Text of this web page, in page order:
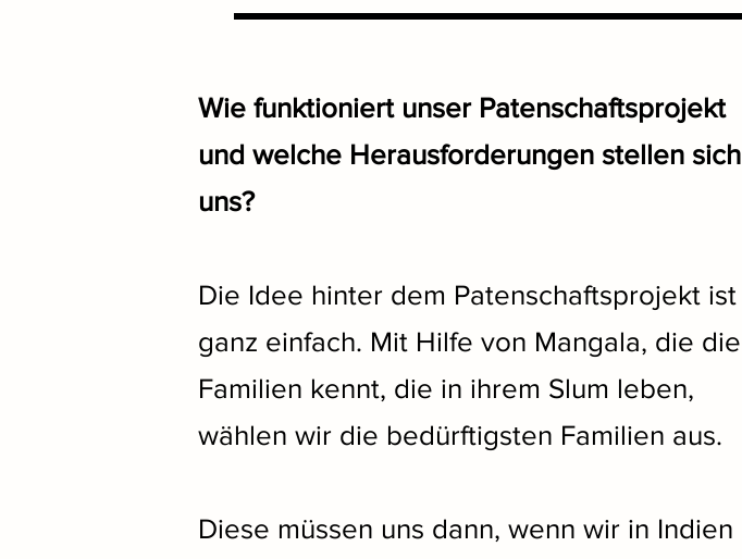
Wie funktioniert unser Patenschaftsprojekt
und welche Herausforderungen stellen sich
uns?
Die Idee hinter dem Patenschaftsprojekt ist
ganz einfach. Mit Hilfe von Mangala, die die
Familien kennt, die in ihrem Slum leben,
wählen wir die bedürftigsten Familien aus.
Diese müssen uns dann, wenn wir in Indien